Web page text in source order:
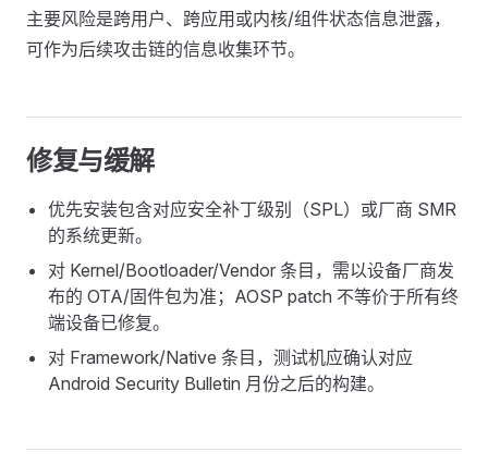
主要风险是跨用户、跨应用或内核/组件状态信息泄露，
可作为后续攻击链的信息收集环节。
修复与缓解
优先安装包含对应安全补丁级别（SPL）或厂商 SMR
的系统更新。
对 Kernel/Bootloader/Vendor 条目，需以设备厂商发
布的 OTA/固件包为准；AOSP patch 不等价于所有终
端设备已修复。
对 Framework/Native 条目，测试机应确认对应
Android Security Bulletin 月份之后的构建。